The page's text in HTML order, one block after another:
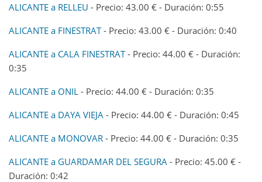
ALICANTE a RELLEU - Precio: 43.00 € - Duración: 0:55
ALICANTE a FINESTRAT- Precio: 43.00 € - Duración: 0:40
ALICANTE a CALA FINESTRAT- Precio: 44.00 € - Duración:
0:35
ALICANTE a ONIL - Precio: 44.00 € - Duración: 0:35
ALICANTE a DAYA VIEJA - Precio: 44.00 € - Duración: 0:45
ALICANTE a MONOVAR - Precio: 44.00 € - Duración: 0:35
ALICANTE a GUARDAMAR DEL SEGURA - Precio: 45.00 € -
Duración: 0:42